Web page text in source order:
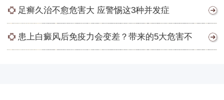
足癣久治不愈危害大 应警惕这3种并发症
患上白癜风后免疫力会变差？带来的5大危害不